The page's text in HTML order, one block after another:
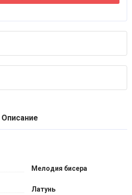
Описание
Мелодия бисера
Латунь